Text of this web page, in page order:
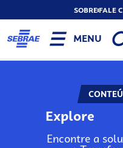
SOBREFALE
MENU
Explore
Encontre a